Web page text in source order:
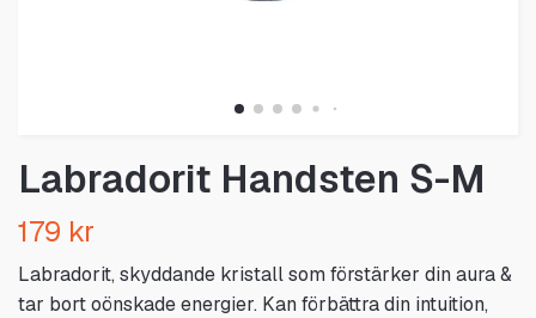
Labradorit Handsten S-M
179 kr
Labradorit, skyddande kristall som förstärker din aura &
tar bort oönskade energier. Kan förbättra din intuition,